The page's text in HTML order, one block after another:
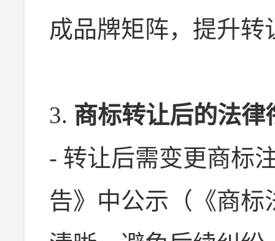
成品牌矩阵，提升转
3. 商标转让后的法律
- 转让后需变更商标
告》中公示（《商